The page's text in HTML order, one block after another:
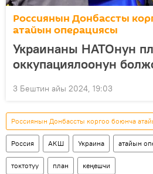
Россиянын Донбассты
атайын операциясы
Украинаны НАТОнун
оккупациялоонун
3 Бештин айы 2024, 19:03
Россиянын Донбассты коргоо боюнча
Россия АКШ Украина атайын
токтотуу план кеңешчи